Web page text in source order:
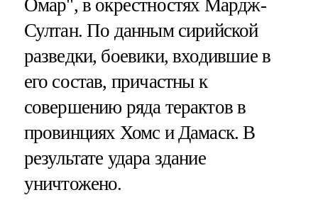
Омар", в окрестностях Мардж-
Султан. По данным сирийской
разведки, боевики, входившие в
его состав, причастны к
совершению ряда терактов в
провинциях Хомс и Дамаск. В
результате удара здание
уничтожено.